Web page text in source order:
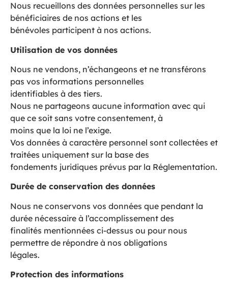
Nous recueillons des données personnelles sur les
bénéficiaires de nos actions et les
bénévoles participent à nos actions.
Utilisation de vos données
Nous ne vendons, n’échangeons et ne transférons
pas vos informations personnelles
identifiables à des tiers.
Nous ne partageons aucune information avec qui
que ce soit sans votre consentement, à
moins que la loi ne l’exige.
Vos données à caractère personnel sont collectées et
traitées uniquement sur la base des
fondements juridiques prévus par la Réglementation.
Durée de conservation des données
Nous ne conservons vos données que pendant la
durée nécessaire à l’accomplissement des
finalités mentionnées ci-dessus ou pour nous
permettre de répondre à nos obligations
légales.
Protection des informations